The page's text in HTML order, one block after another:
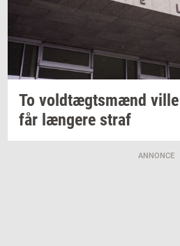
To voldtægts­mænd ville
får læn­ge­re straf
ANNONCE